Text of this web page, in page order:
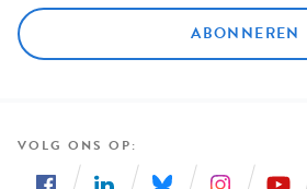
ABONNEREN
VOLG ONS OP